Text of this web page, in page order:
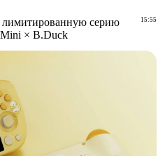
15:55
серию
× B.Duck